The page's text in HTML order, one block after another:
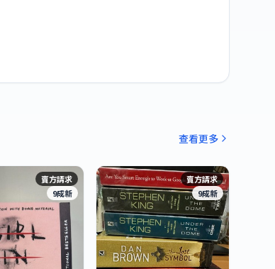
查看更多
賣方請求
9成新
賣方請求
9成新